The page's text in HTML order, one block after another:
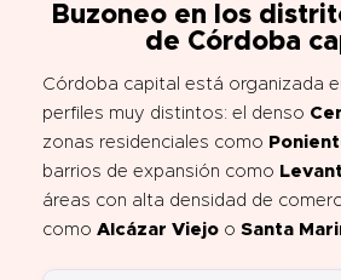
Buzoneo en los
de Córdoba
Córdoba capital está organizada
perfiles muy distintos: el denso
zonas residenciales como
barrios de expansión como
áreas con alta densidad de
como Alcázar Viejo o Santa